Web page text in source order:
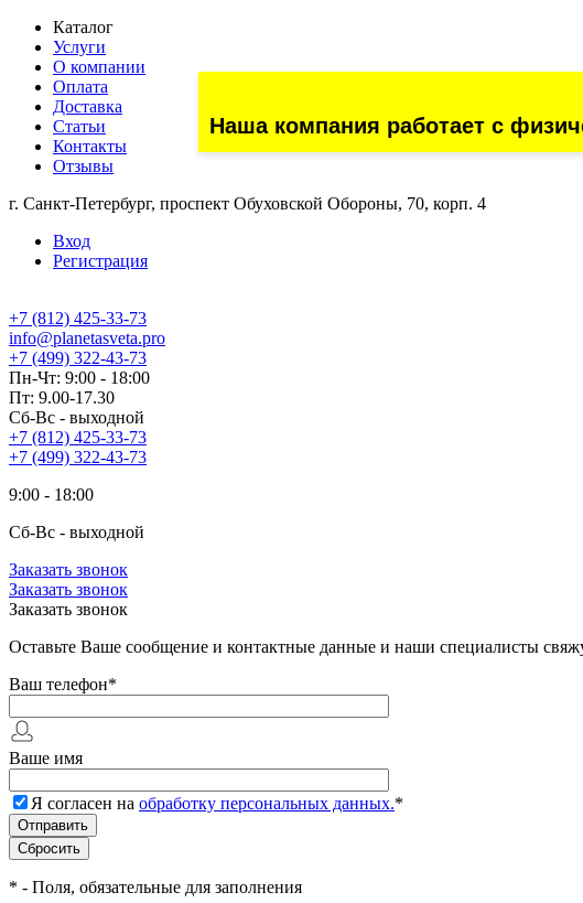
Каталог
Услуги
О компании
Оплата
Доставка
Статьи
Контакты
Отзывы
г. Санкт-Петербург, проспект Обуховской Обороны, 70, корп. 4
Вход
Регистрация
+7 (812) 425-33-73
Наша компания работает с
info@planetasveta.pro
+7 (499) 322-43-73
Пн-Чт: 9:00 - 18:00
Пт: 9.00-17.30
Сб-Вс - выходной
+7 (812) 425-33-73
+7 (499) 322-43-73
9:00 - 18:00
Сб-Вс - выходной
Заказать звонок
Заказать звонок
Заказать звонок
Оставьте Ваше сообщение и контактные данные и наши специалисты
Ваш телефон*
Ваше имя
Я согласен на обработку персональных данных.*
* - Поля, обязательные для заполнения